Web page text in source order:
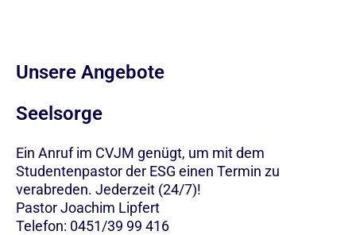
Unsere Angebote
Seelsorge
Ein Anruf im CVJM genügt, um mit dem
Studentenpastor der ESG einen Termin zu
verabreden. Jederzeit (24/7)!
Pastor Joachim Lipfert
Telefon: 0451/39 99 416